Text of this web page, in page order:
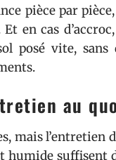
pièce par
en cas
posé vite, sans
au
mais l’entretien
humide suffisent